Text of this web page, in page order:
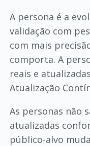
A persona é a
validação com
com mais
comporta. A
reais e
Atualização
As personas não
atualizadas
público-alvo